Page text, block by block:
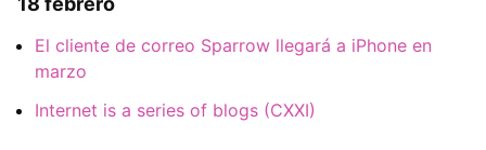
El cliente de correo Sparrow llegará a iPhone en
marzo
Internet is a series of blogs (CXXI)